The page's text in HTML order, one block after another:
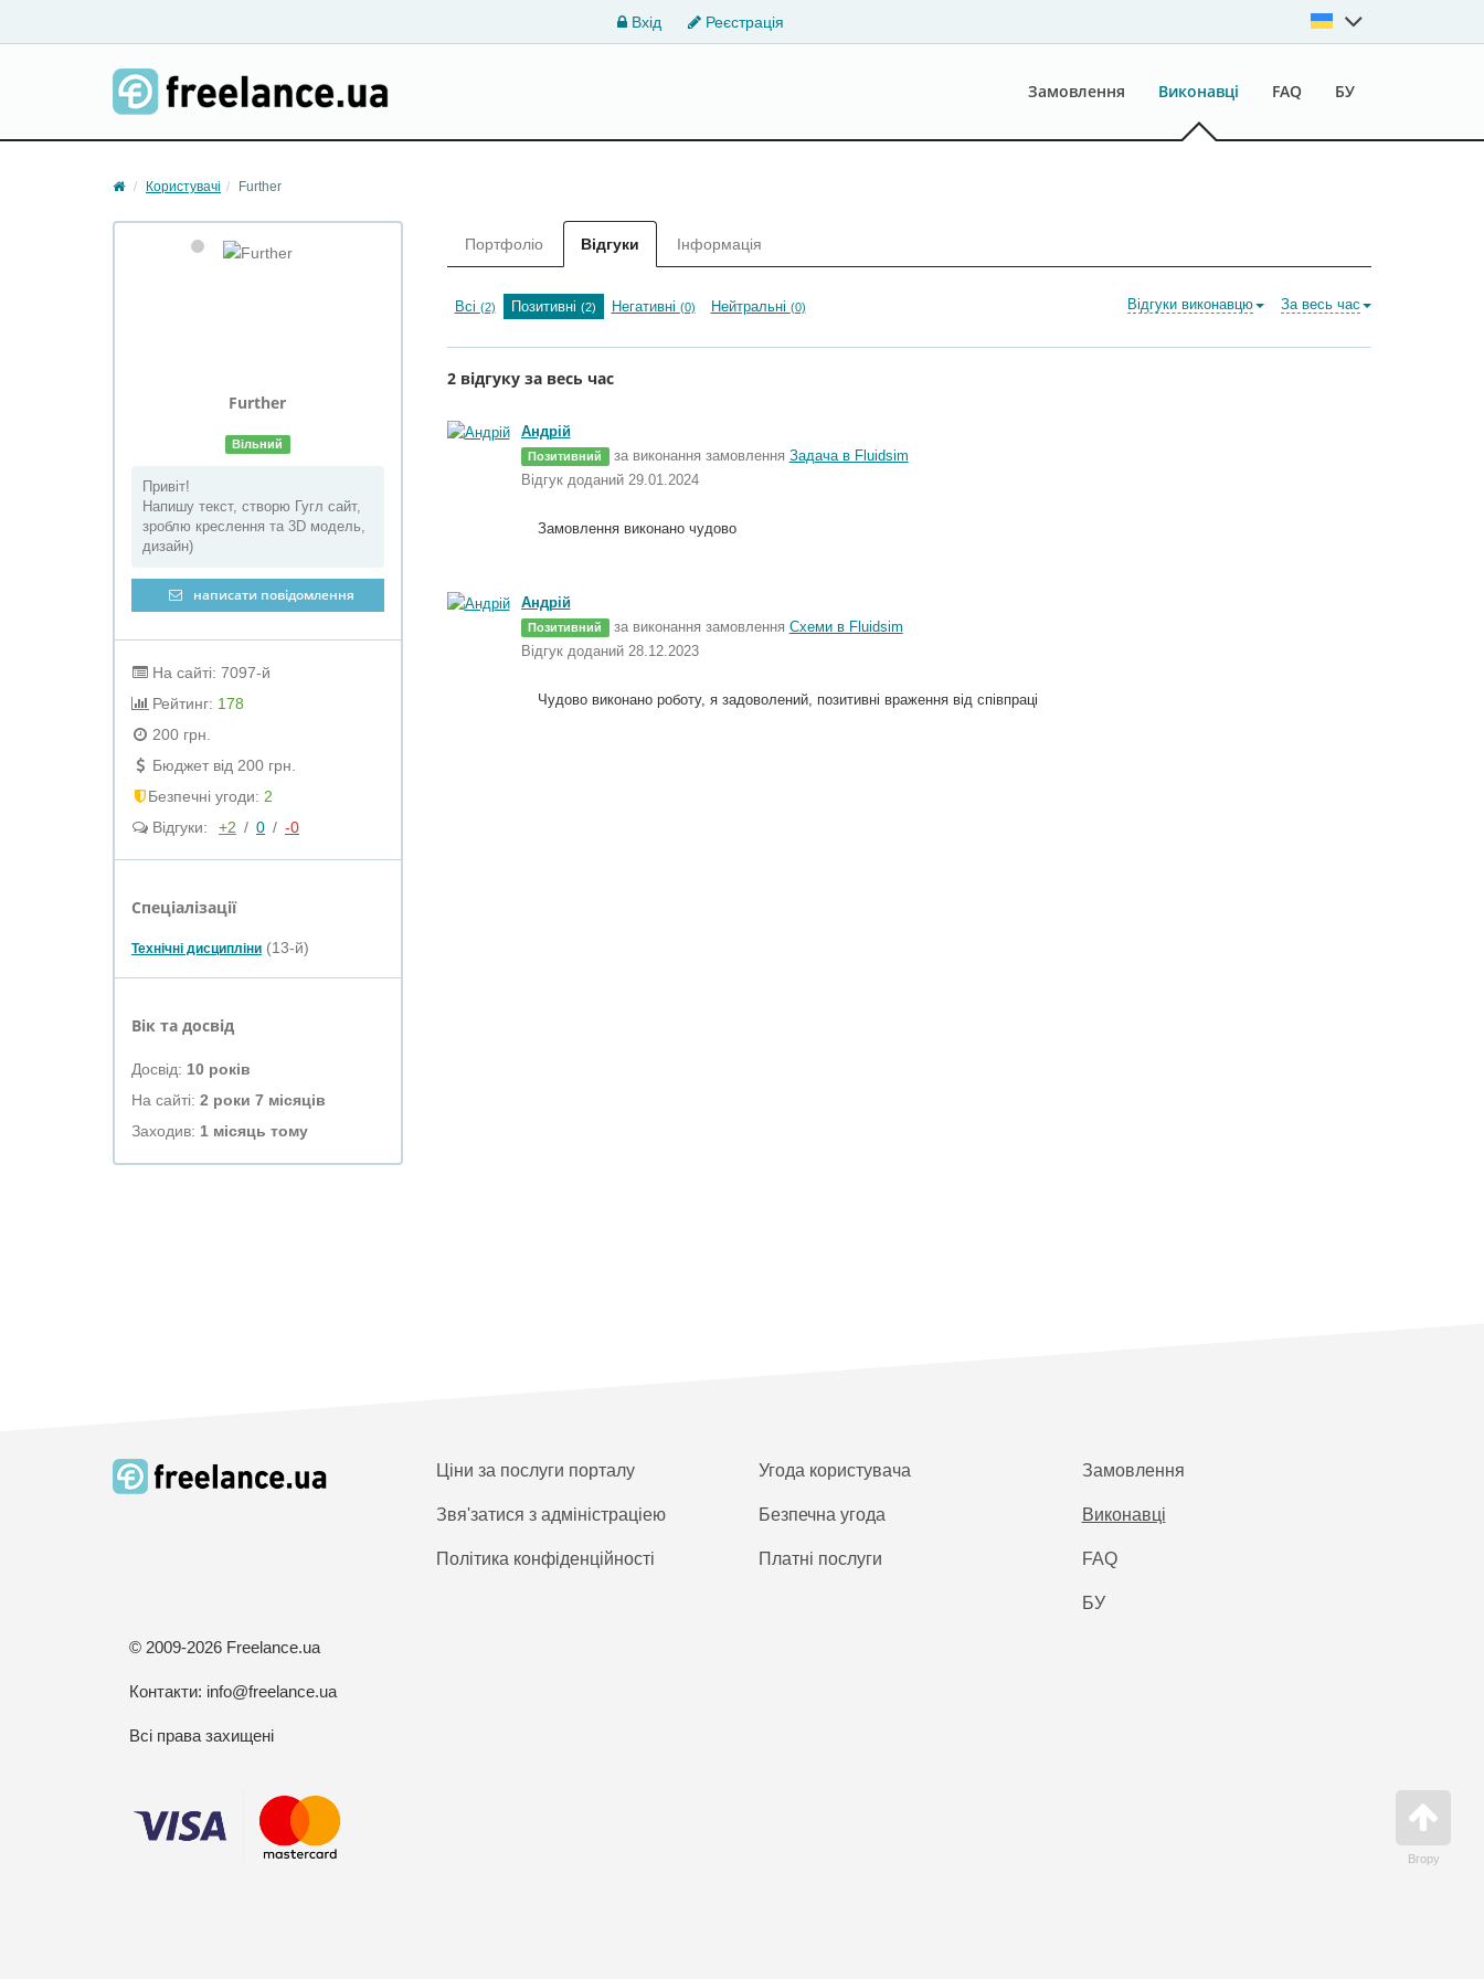
Вхід Реєстрація
Замовлення Виконавці FAQ БУ
Користувачі Further
Further
Вільний
Привіт!
Напишу текст, створю Гугл сайт,
зроблю креслення та 3D модель,
дизайн)
написати повідомлення
На сайті: 7097-й
Рейтинг: 178
200 грн.
Бюджет від 200 грн.
Безпечні угоди: 2
Відгуки:
+2 / 0 / -0
Спеціалізації
Технічні дисципліни (13-й)
Вік та досвід
Досвід: 10 років
На сайті: 2 роки 7 місяців
Заходив: 1 місяць тому
Портфоліо Відгуки Інформація
Всі (2) Позитивні (2) Негативні (0) Нейтральні (0) За весь час
Відгуки виконавцю
2 відгуку за весь час
Андрій
Позитивний за виконання замовлення Задача в Fluidsim
Відгук доданий 29.01.2024
Замовлення виконано чудово
Андрій
Позитивний за виконання замовлення Схеми в Fluidsim
Відгук доданий 28.12.2023
Чудово виконано роботу, я задоволений, позитивні враження від співпраці
Вгору
Ціни за послуги порталу
Звя'затися з адміністраціею
Політика конфіденційності
Угода користувача
Безпечна угода
Платнi послуги
Замовлення
Виконавці
FAQ
БУ
© 2009-2026 Freelance.ua
Контакти: info@freelance.ua
Всі права захищені